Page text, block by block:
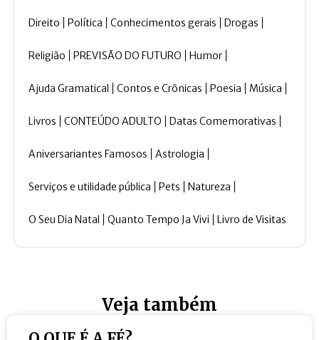
Direito Política Conhecimentos gerais Drogas
Religião PREVISÃO DO FUTURO Humor
Ajuda Gramatical Contos e Crônicas Poesia Música
Livros CONTEÚDO ADULTO Datas Comemorativas
Aniversariantes Famosos Astrologia
Serviços e utilidade pública Pets Natureza
O Seu Dia Natal Quanto Tempo Ja Vivi Livro de Visitas
Veja também